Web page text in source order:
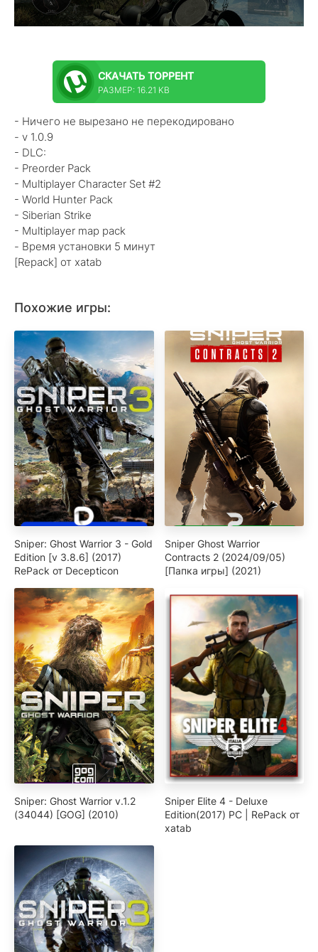
СКАЧАТЬ ТОРРЕНТ
РАЗМЕР: 16.21 KB
- Ничего не вырезано не перекодировано
- v 1.0.9
- DLC:
- Preorder Pack
- Multiplayer Character Set #2
- World Hunter Pack
- Siberian Strike
- Multiplayer map pack
- Время установки 5 минут
[Repack] от xatab
Похожие игры:
Sniper: Ghost Warrior 3 - Gold
Edition [v 3.8.6] (2017)
RePack от Decepticon
Sniper Ghost Warrior
Contracts 2 (2024/09/05)
[Папка игры] (2021)
Sniper: Ghost Warrior v.1.2
(34044) [GOG] (2010)
Sniper Elite 4 - Deluxe
Edition(2017) PC | RePack от
xatab